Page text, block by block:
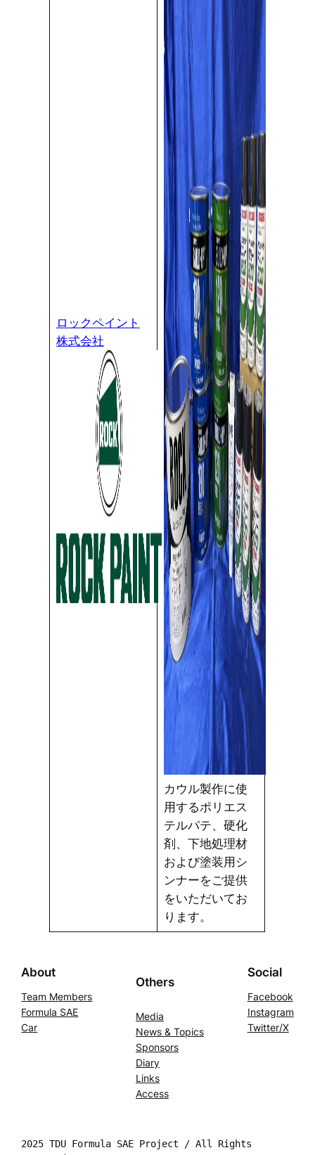
ロックペイント
株式会社
カウル製作に使
用するポリエス
テルパテ、硬化
剤、下地処理材
および塗装用シ
ンナーをご提供
をいただいてお
ります。
About
Team Members
Formula SAE
Car
Others
Media
News & Topics
Sponsors
Diary
Links
Access
Social
Facebook
Instagram
Twitter/X
2025 TDU Formula SAE Project / All Rights